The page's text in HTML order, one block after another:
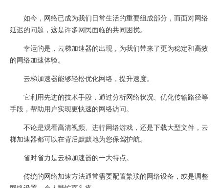
如今，网络已成为我们日常生活的重要组成部分，而面对网络
延迟的问题，这是许多网民面临的共同困扰。
幸运的是，云梯加速器的出现，为我们带来了更为稳定和高效
的网络加速体验。
云梯加速器能够轻松优化网络，提升速度。
它利用先进的技术手段，通过分析网络状况、优化传输路径等
手段，帮助用户实现更快速的网络访问。
不论是观看高清视频、进行网络游戏，还是下载大型文件，云
梯加速器都可以在背后默默地为您保驾护航。
省时省力是云梯加速器的一大特点。
传统的网络加速方法通常需要配置繁琐的网络设备，或是调整